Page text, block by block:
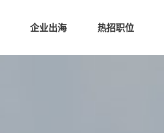
企业出海 热招职位